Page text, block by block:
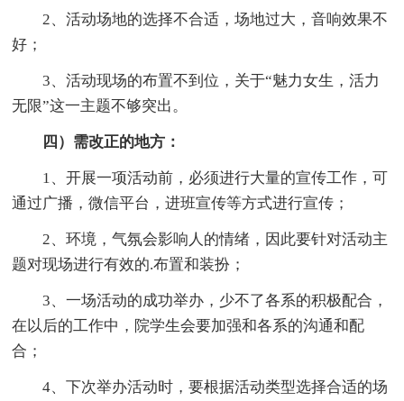
2、活动场地的选择不合适，场地过大，音响效果不
好；
3、活动现场的布置不到位，关于“魅力女生，活力
无限”这一主题不够突出。
四）需改正的地方：
1、开展一项活动前，必须进行大量的宣传工作，可
通过广播，微信平台，进班宣传等方式进行宣传；
2、环境，气氛会影响人的情绪，因此要针对活动主
题对现场进行有效的.布置和装扮；
3、一场活动的成功举办，少不了各系的积极配合，
在以后的工作中，院学生会要加强和各系的沟通和配
合；
4、下次举办活动时，要根据活动类型选择合适的场